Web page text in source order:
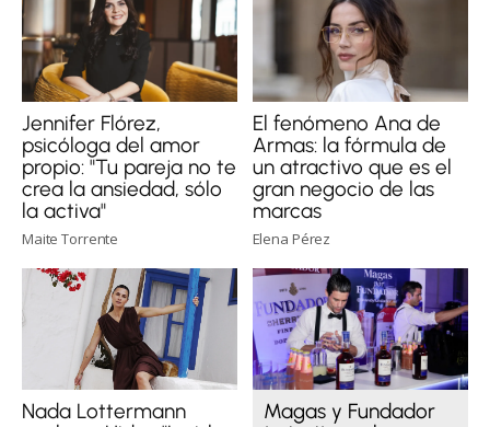
Jennifer Flórez,
psicóloga del amor
propio: "Tu pareja no te
crea la ansiedad, sólo
la activa"
Maite Torrente
El fenómeno Ana de
Armas: la fórmula de
un atractivo que es el
gran negocio de las
marcas
Elena Pérez
Nada Lottermann
Magas y Fundador